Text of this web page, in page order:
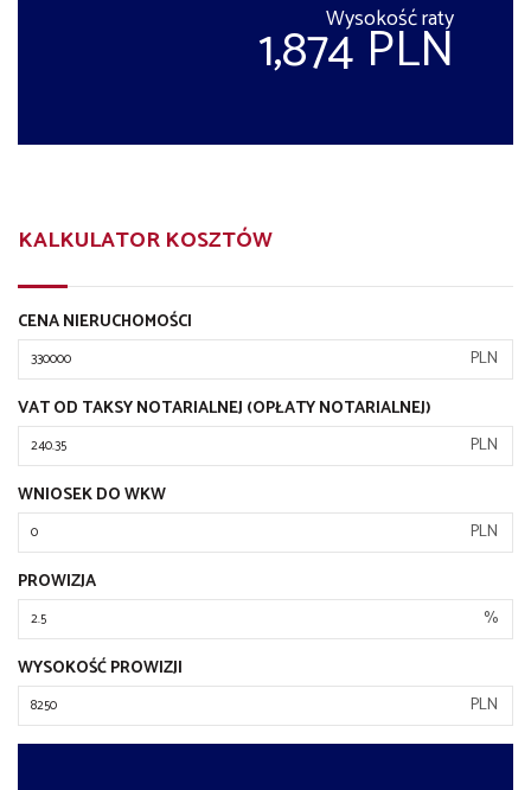
Wysokość raty
1,874 PLN
KALKULATOR KOSZTÓW
CENA NIERUCHOMOŚCI
PLN
VAT OD TAKSY NOTARIALNEJ (OPŁATY NOTARIALNEJ)
PLN
WNIOSEK DO WKW
PLN
PROWIZJA
%
WYSOKOŚĆ PROWIZJI
PLN